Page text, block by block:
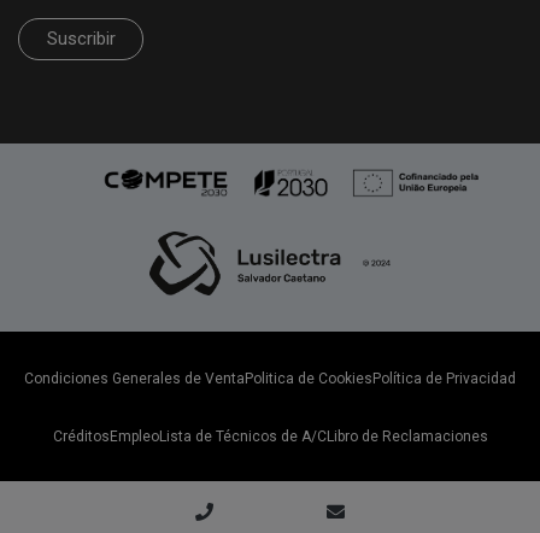
Suscribir
Condiciones Generales de Venta Politica de Cookies Política de Privacidad
Créditos EmpleoLista de Técnicos de A/CLibro de Reclamaciones